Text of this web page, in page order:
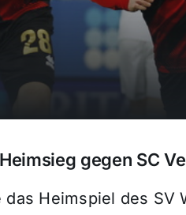
gegen SC
Heimspiel des